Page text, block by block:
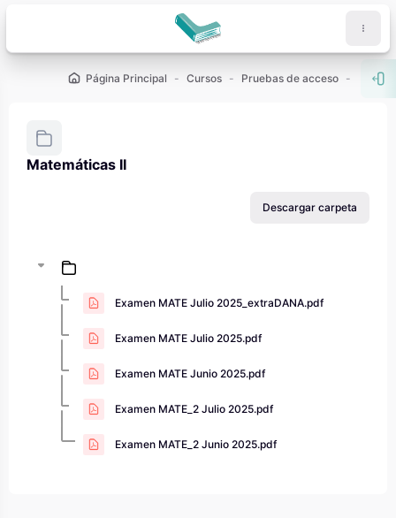
Página Principal Cursos Pruebas de acceso PAU -
Matemáticas II
Descargar carpeta
Examen MATE Julio 2025_extraDANA.pdf
Examen MATE Julio 2025.pdf
Examen MATE Junio 2025.pdf
Examen MATE_2 Julio 2025.pdf
Examen MATE_2 Junio 2025.pdf